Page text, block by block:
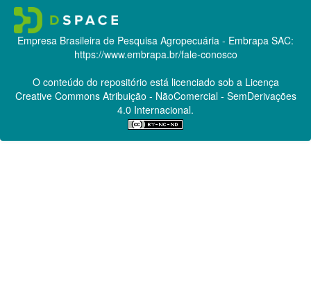
Empresa Brasileira de Pesquisa Agropecuária - Embrapa SAC:
https://www.embrapa.br/fale-conosco
O conteúdo do repositório está licenciado sob a Licença
Creative CommonsAtribuição - NãoComercial - SemDerivações
4.0 Internacional.